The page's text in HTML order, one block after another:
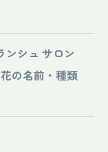
ンシュ サロン
花の名前・種類